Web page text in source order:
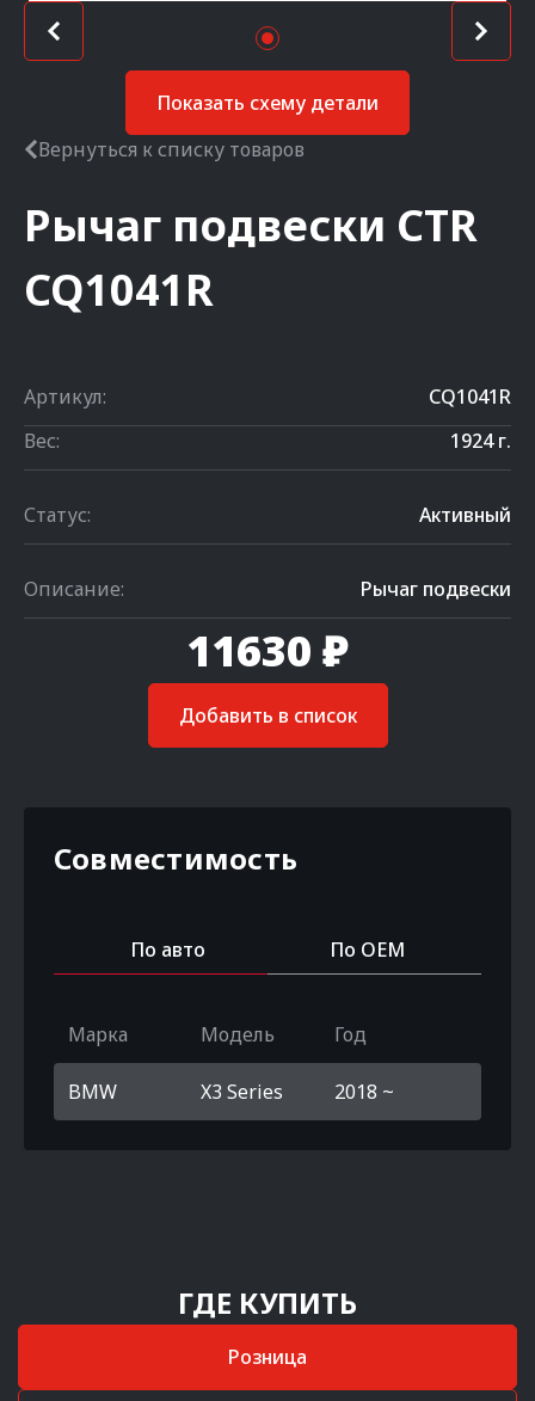
Показать схему детали
Вернуться к списку товаров
Рычаг подвески CTR
CQ1041R
Артикул:
CQ1041R
Вес:
1924 г.
Статус: Активный
Описание: Рычаг подвески
11630 ₽
Добавить в список
Совместимость
По авто По OEM
Марка Модель Год
BMW X3 Series 2018 ~
ГДЕ КУПИТЬ
Розница